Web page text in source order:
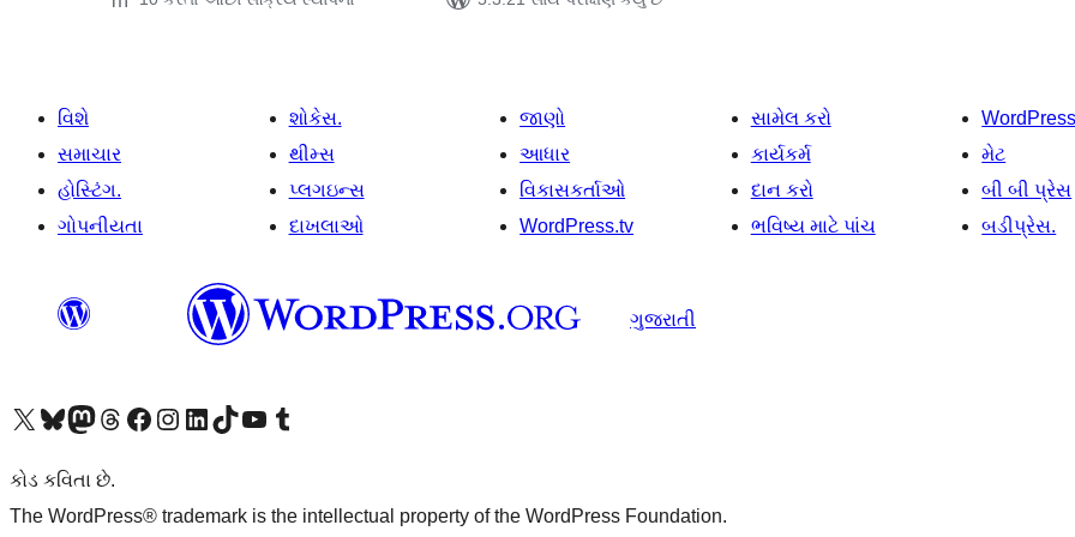
વિશે
સમાચાર
હોસ્ટિંગ.
ગોપનીયતા
શોકેસ.
થીમ્સ
પ્લગઇન્સ
દાખલાઓ
જાણો
આધાર
વિકાસકર્તાઓ
WordPress.tv
સામેલ કરો
કાર્યકર્મ
દાન કરો
ભવિષ્ય માટે પાંચ
મેટ
બી બી પ્રેસ
બડીપ્રેસ.
ગુજરાતી
અમારા X (અગાઉ ટ્વિટર) એકાઉન્ટની મુલાકાત લોઅમારા Bluesky એકાઉન્ટની મુલાકાત લોઅમારા માસ્ટોડોન એકાઉન્ટની મુલાકાત લોઅમારા Threads એકાઉન્ટની મુલાકાત લો અમારા ફેસબુક પેજની મુલાકાત લોઅમારા ઇન્સ્ટાગ્રામ એકાઉન્ટની મુલાકાત લો અમારા LinkedIn એકાઉન્ટની મુલાકાત લોઅમારા TikTok એકાઉન્ટની મુલાકાત લોઅમારી YouTube ચેનલની મુલાકાત લો અમારા Tumblr એકાઉન્ટની મુલાકાત લો
કોડ કવિતા છે.
The WordPress® trademark is the intellectual property of the WordPress Foundation.